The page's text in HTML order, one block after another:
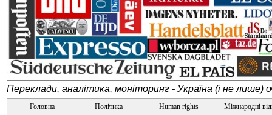
Переклади, аналітика, моніторинг - Україна (і не лише)
Головна Політика Human rights Міжнародні